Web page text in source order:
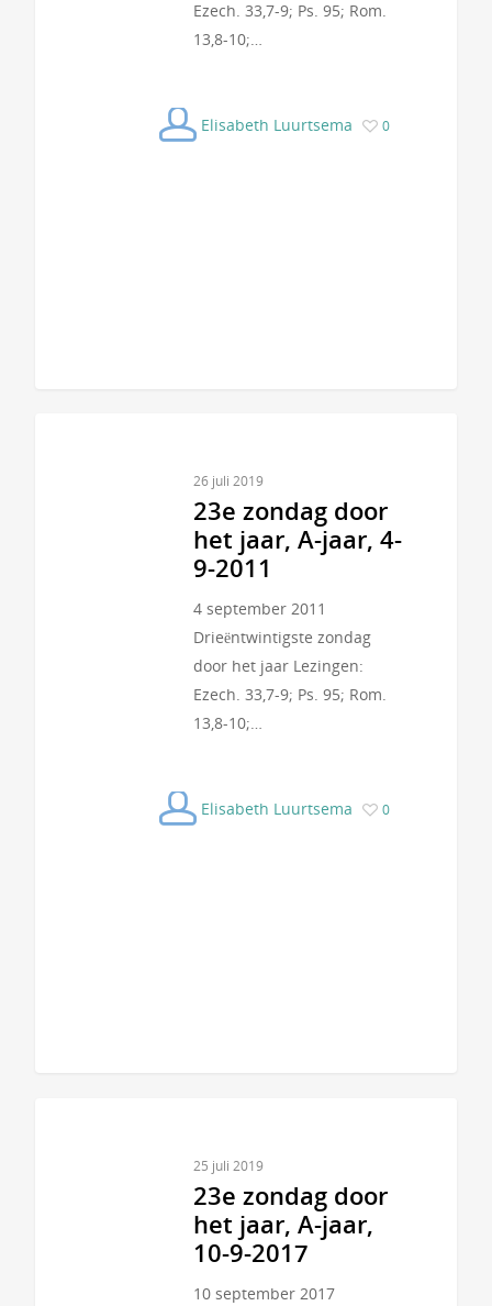
Ezech. 33,7-9; Ps. 95; Rom.
13,8-10;…
Elisabeth Luurtsema 0
26 juli 2019
23e zondag door
het jaar, A-jaar, 4-
9-2011
4 september 2011
Drieëntwintigste zondag
door het jaar Lezingen:
Ezech. 33,7-9; Ps. 95; Rom.
13,8-10;…
Elisabeth Luurtsema 0
25 juli 2019
23e zondag door
het jaar, A-jaar,
10-9-2017
10 september 2017